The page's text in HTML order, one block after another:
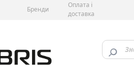
Бренди
Оплата і
доставка